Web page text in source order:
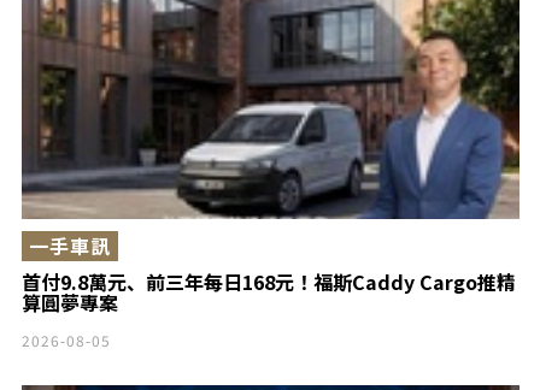
首付9.8萬元、前三年每日168元！福斯Caddy Cargo推精
算圓夢專案
一手車訊
2026-08-05